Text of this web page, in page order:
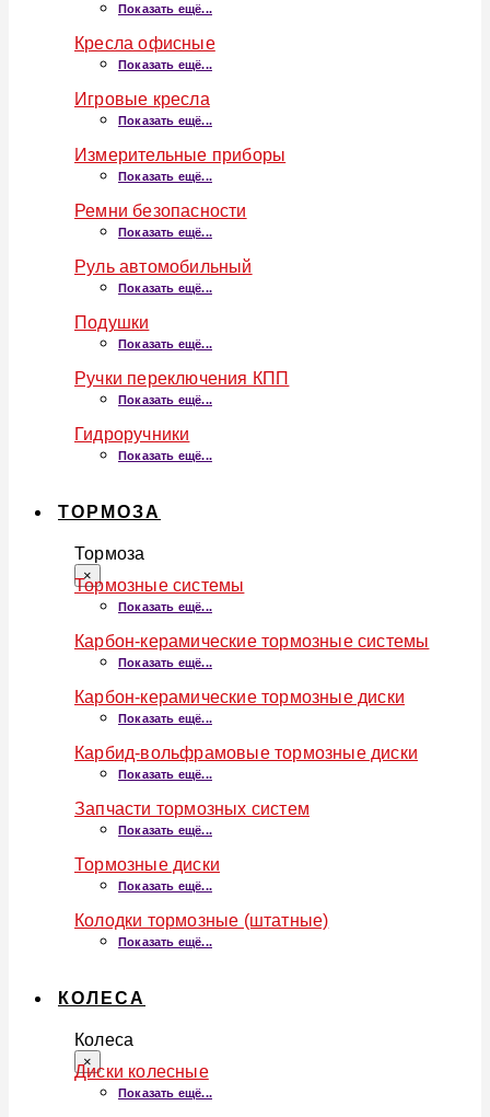
Показать ещё...
Кресла офисные
Показать ещё...
Игровые кресла
Показать ещё...
Измерительные приборы
Показать ещё...
Ремни безопасности
Показать ещё...
Руль автомобильный
Показать ещё...
Подушки
Показать ещё...
Ручки переключения КПП
Показать ещё...
Гидроручники
Показать ещё...
ТОРМОЗА
Тормоза
×
Тормозные системы
Показать ещё...
Карбон-керамические тормозные системы
Показать ещё...
Карбон-керамические тормозные диски
Показать ещё...
Карбид-вольфрамовые тормозные диски
Показать ещё...
Запчасти тормозных систем
Показать ещё...
Тормозные диски
Показать ещё...
Колодки тормозные (штатные)
Показать ещё...
КОЛЕСА
Колеса
×
Диски колесные
Показать ещё...